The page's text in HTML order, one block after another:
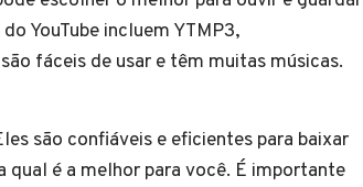
YouTube incluem YTMP3,
fáceis de usar e têm muitas músicas.
são confiáveis e eficientes para baixar
qual é a melhor para você. É importante